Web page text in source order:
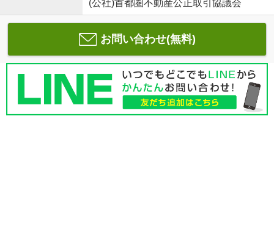
(公社)首都圏不動産公正取引協議会
お問い合わせ(無料)